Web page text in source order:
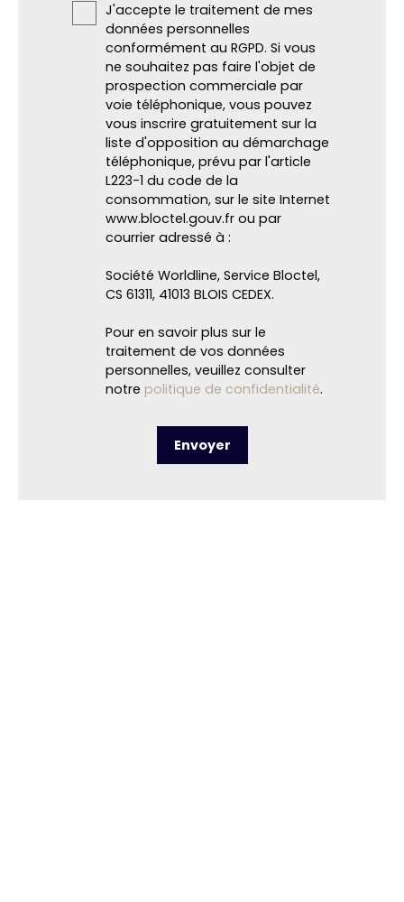
J'accepte le traitement de mes
données personnelles
conformément au RGPD. Si vous
ne souhaitez pas faire l'objet de
prospection commerciale par
voie téléphonique, vous pouvez
vous inscrire gratuitement sur la
liste d'opposition au démarchage
téléphonique, prévu par l'article
L223-1 du code de la
consommation, sur le site Internet
www.bloctel.gouv.fr ou par
courrier adressé à :
Société Worldline, Service Bloctel,
CS 61311, 41013 BLOIS CEDEX.
Pour en savoir plus sur le
traitement de vos données
personnelles, veuillez consulter
notre politique de confidentialité.
Envoyer